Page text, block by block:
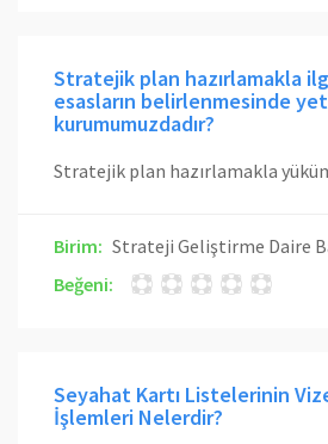
Stratejik plan hazırlamakla
esasların belirlenmesinde
kurumumuzdadır?
Birim: Strateji Geliştirme Daire
Beğeni:
Seyahat Kartı Listelerinin
İşlemleri Nelerdir?